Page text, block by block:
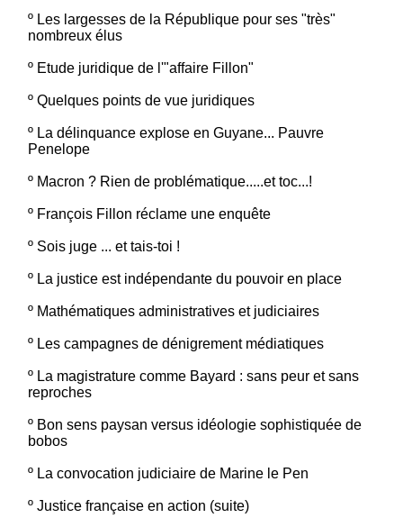
º Les largesses de la République pour ses "très"
nombreux élus
º Etude juridique de l'"affaire Fillon"
º Quelques points de vue juridiques
º La délinquance explose en Guyane... Pauvre
Penelope
º Macron ? Rien de problématique.....et toc...!
º François Fillon réclame une enquête
º Sois juge ... et tais-toi !
º La justice est indépendante du pouvoir en place
º Mathématiques administratives et judiciaires
º Les campagnes de dénigrement médiatiques
º La magistrature comme Bayard : sans peur et sans
reproches
º Bon sens paysan versus idéologie sophistiquée de
bobos
º La convocation judiciaire de Marine le Pen
º Justice française en action (suite)